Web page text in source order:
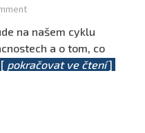
na našem cyklu
a o tom, co
[ pokračovat ve čtení]